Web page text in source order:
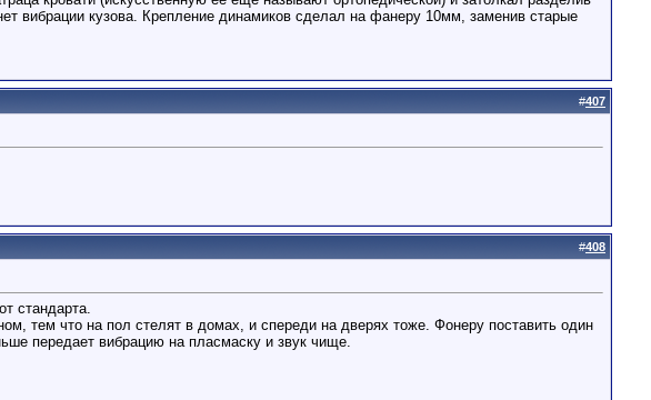
вибрации кузова. Крепление динамиков сделал на фанеру 10мм, заменив старые
#407
#408
стандарта.
тем что на пол стелят в домах, и спереди на дверях тоже. Фонеру поставить один
передает вибрацию на пласмаску и звук чище.